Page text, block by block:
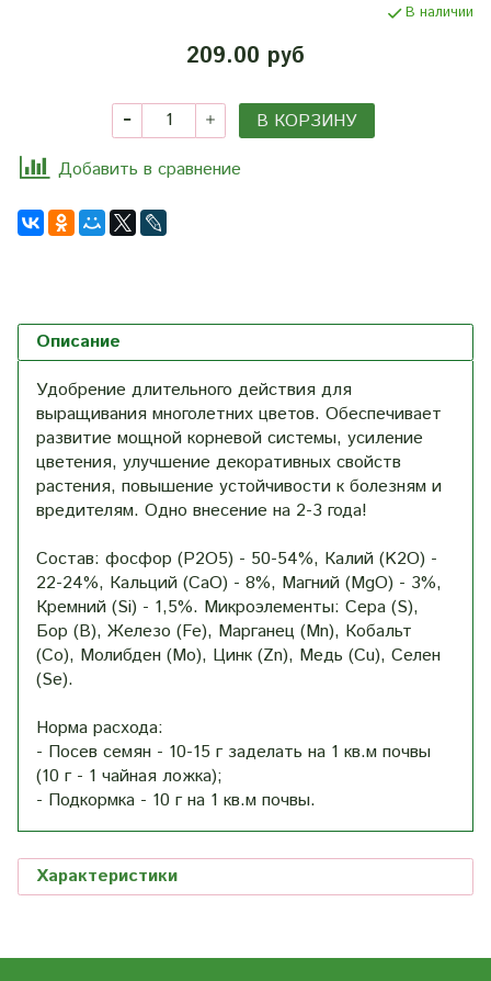
В наличии
209.00 руб
В КОРЗИНУ
Добавить в сравнение
Описание
Удобрение длительного действия для
выращивания многолетних цветов. Обеспечивает
развитие мощной корневой системы, усиление
цветения, улучшение декоративных свойств
растения, повышение устойчивости к болезням и
вредителям. Одно внесение на 2-3 года!
Состав: фосфор (P2O5) - 50-54%, Калий (K2O) -
22-24%, Кальций (CaO) - 8%, Магний (MgO) - 3%,
Кремний (Si) - 1,5%. Микроэлементы: Сера (S),
Бор (B), Железо (Fe), Марганец (Mn), Кобальт
(Co), Молибден (Mo), Цинк (Zn), Медь (Cu), Селен
(Se).
Норма расхода:
- Посев семян - 10-15 г заделать на 1 кв.м почвы
(10 г - 1 чайная ложка);
- Подкормка - 10 г на 1 кв.м почвы.
Характеристики